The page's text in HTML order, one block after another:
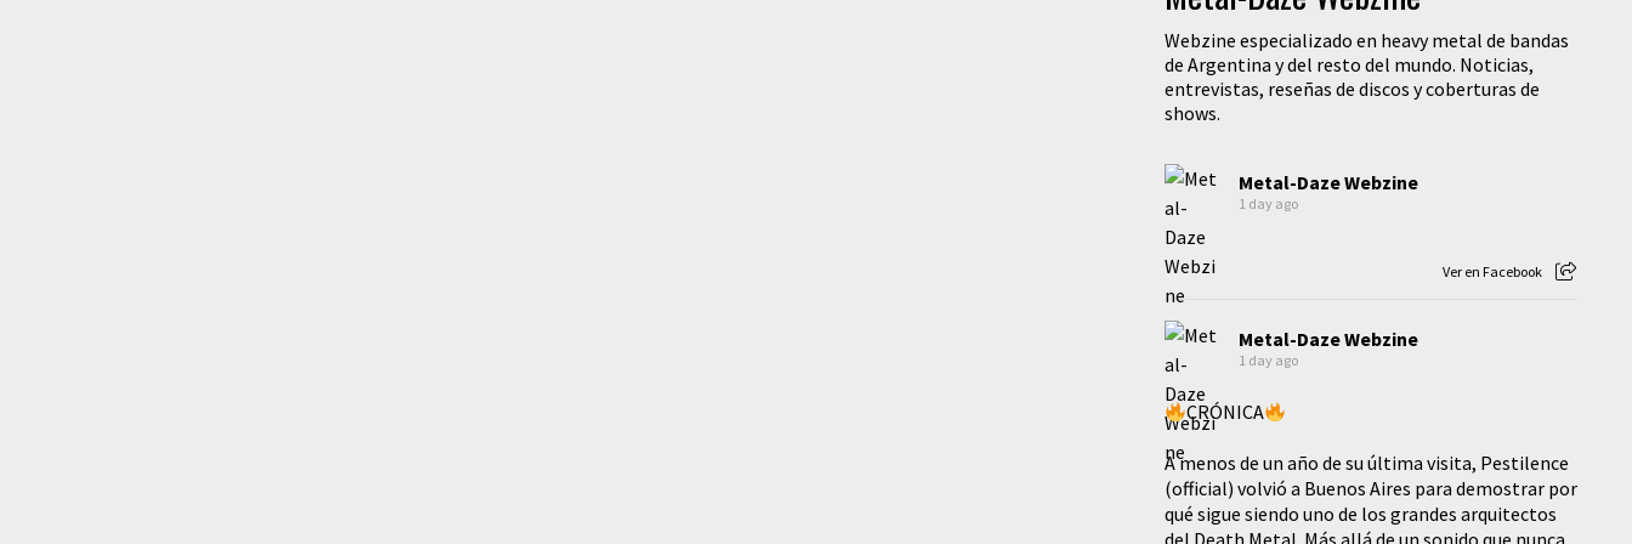
Webzine especializado en heavy metal de bandas
de Argentina y del resto del mundo. Noticias,
entrevistas, reseñas de discos y coberturas de
shows.
Metal-Daze Webzine
1 day ago
Ver en Facebook
Metal-Daze Webzine
1 day ago
CRÓNICA
A menos de un año de su última visita, Pestilence
(official) volvió a Buenos Aires para demostrar por
qué sigue siendo uno de los grandes arquitectos
del Death Metal. Más allá de un sonido que nunca